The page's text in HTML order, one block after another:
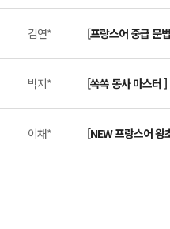
김연* [프랑스어 중급 문
박지* [쏙쏙 동사 마스터 ]
이채* [NEW 프랑스어 왕